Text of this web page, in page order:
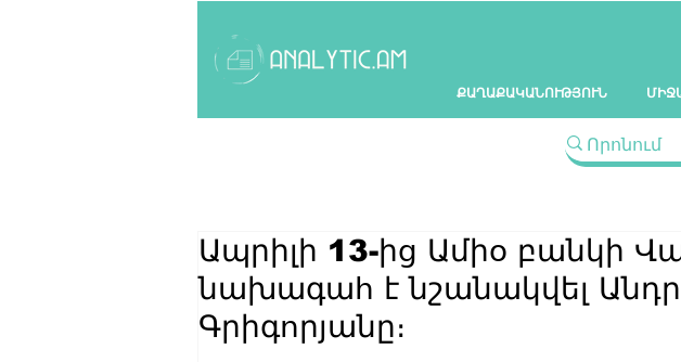
ՔԱՂԱՔԱԿԱՆՈՒԹՅՈՒՆ
Ապրիլի 13-ից Ամիօ բանկի
նախագահ է նշանակվել
Գրիգորյանը։